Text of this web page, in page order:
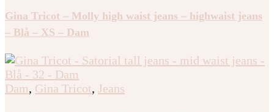
Gina Tricot – Molly high waist jeans – highwaist jeans
– Blå – XS – Dam
Dam, Gina Tricot, Jeans